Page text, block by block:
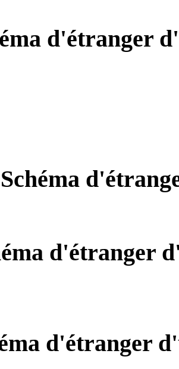
d'étranger
Schéma
d'étranger
d'étranger